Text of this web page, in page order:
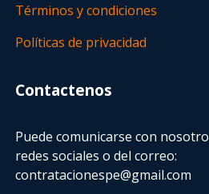
Términos y condiciones
Políticas de privacidad
Contactenos
Puede comunicarse con
redes sociales o del correo:
contratacionespe@gmail.com